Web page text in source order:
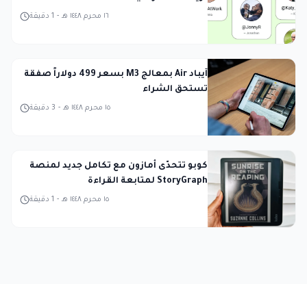
1 دقيقة - ١٦ محرم ١٤٤٨ هـ
آيباد Air بمعالج M3 بسعر 499 دولاراً صفقة
تستحق الشراء
3 دقيقة - ١٥ محرم ١٤٤٨ هـ
كوبو تتحدّى أمازون مع تكامل جديد لمنصة
StoryGraph لمتابعة القراءة
1 دقيقة - ١٥ محرم ١٤٤٨ هـ